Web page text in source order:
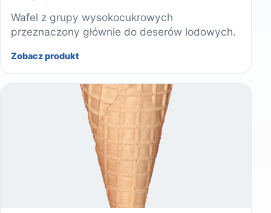
Wafel z grupy wysokocukrowych
przeznaczony głównie do deserów lodowych.
Zobacz produkt